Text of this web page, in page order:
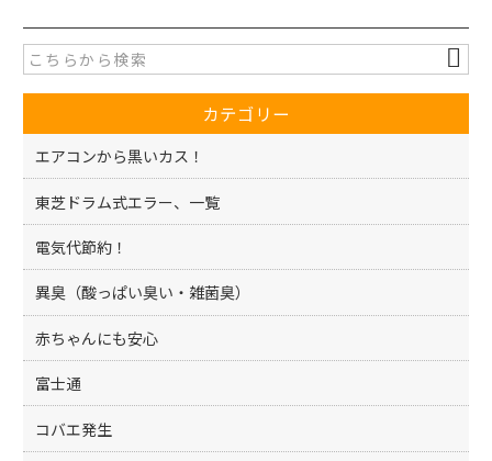
e
b
o
o
k
er
カテゴリー
エアコンから黒いカス！
東芝ドラム式エラー、一覧
電気代節約！
異臭（酸っぱい臭い・雑菌臭）
赤ちゃんにも安心
富士通
コバエ発生